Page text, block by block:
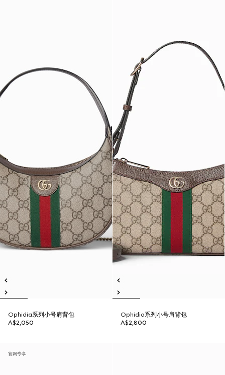
Ophidia系列小号肩背包
A$2,050
Ophidia系列小号肩背包
A$2,800
官网专享